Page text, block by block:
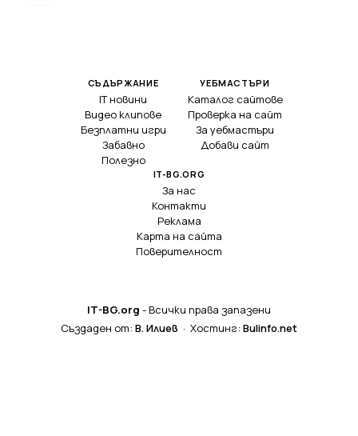
СЪДЪРЖАНИЕ
IT новини
Видео клипове
Безплатни игри
Забавно
Полезно
УЕБМАСТЪРИ
Каталог сайтове
Проверка на сайт
За уебмастъри
Добави сайт
IT-BG.ORG
За нас
Контакти
Реклама
Карта на сайта
Поверителност
IT-BG.org - Всички права запазени
Създаден от: В. Илиев · Хостинг: Bulinfo.net